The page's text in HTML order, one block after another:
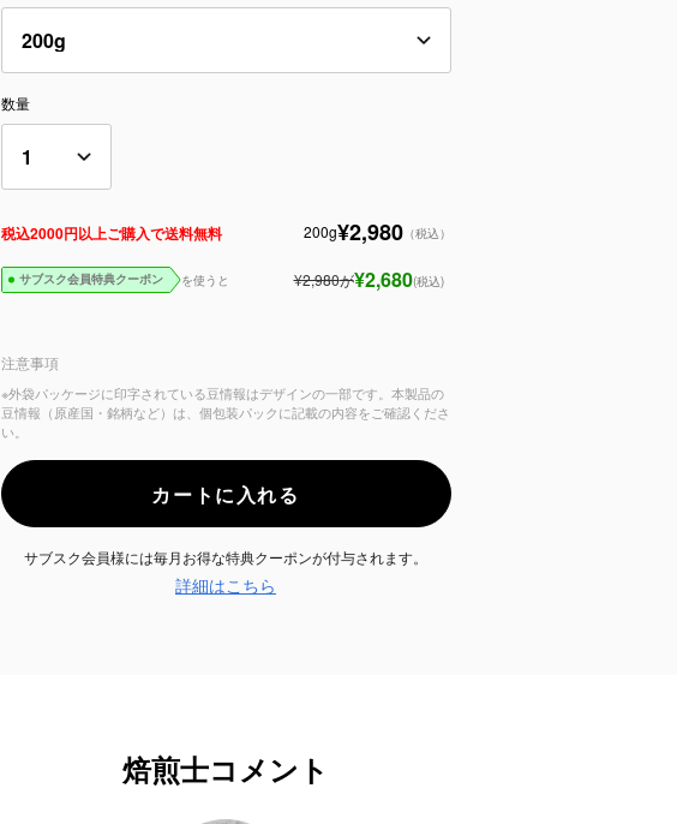
数量
税込2000円以上ご購入で送料無料 200g¥2,980（税込）
サブスク会員特典クーポン を使うと ¥2,980が¥2,680(税込)
注意事項
※外袋パッケージに印字されている豆情報はデザインの一部です。本製品の
豆情報（原産国・銘柄など）は、個包装パックに記載の内容をご確認くださ
い。
カートに入れる
サブスク会員様には毎月お得な特典クーポンが付与されます。
詳細はこちら
焙煎士コメント